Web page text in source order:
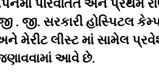
અને પ્રથમ
. જી. સરકારી હોસ્પિટલ
મેરીટ લીસ્ટ માં સામેલ
આવે છે.